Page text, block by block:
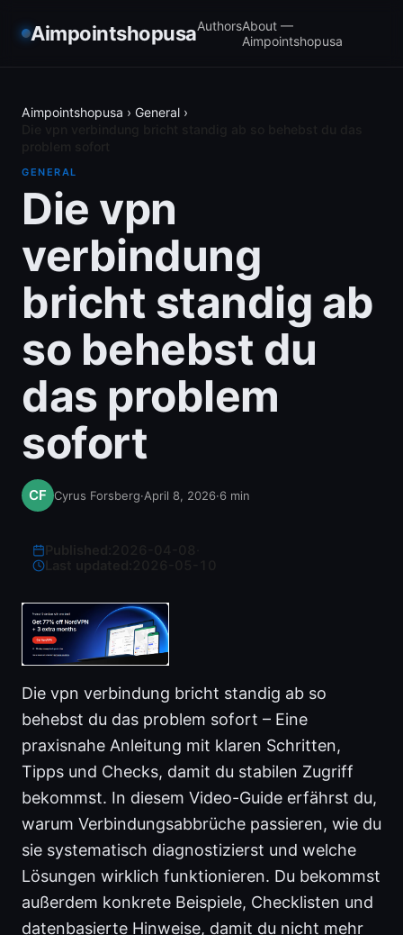
AimpointshopusaAuthorsAbout —
Aimpointshopusa
Aimpointshopusa › General ›
GENERAL
Die vpn
verbindung
bricht standig ab
so behebst du
das problem
sofort
Cyrus Forsberg·April 8, 2026·6 min
Last updated:
Die vpn verbindung bricht standig ab so
behebst du das problem sofort – Eine
praxisnahe Anleitung mit klaren Schritten,
Tipps und Checks, damit du stabilen Zugriff
bekommst. In diesem Video-Guide erfährst du,
warum Verbindungsabbrüche passieren, wie du
sie systematisch diagnostizierst und welche
Lösungen wirklich funktionieren. Du bekommst
außerdem konkrete Beispiele, Checklisten und
datenbasierte Hinweise, damit du nicht mehr